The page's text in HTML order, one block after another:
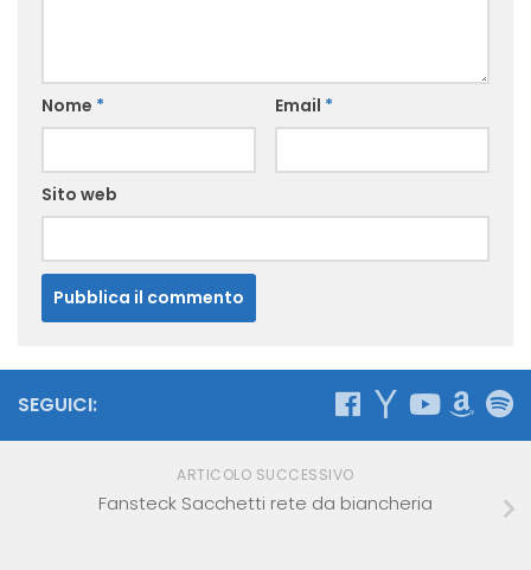
Nome * Email *
Sito web
SEGUICI:
ARTICOLO SUCCESSIVO
Fansteck Sacchetti rete da biancheria